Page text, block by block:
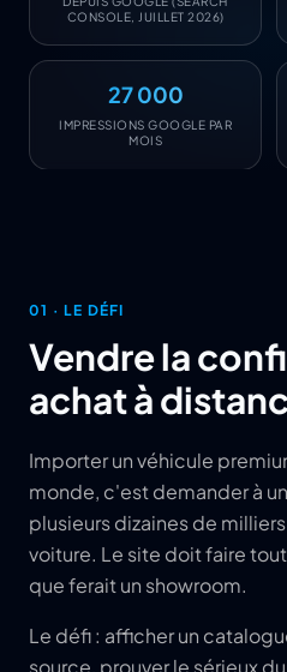
CONSOLE, JUILLET 2026)
27 000
IMPRESSIONS GOOGLE PAR
MOIS
01 · LE DÉFI
Vendre la
achat à
Importer un véhicule
monde, c'est demander à
plusieurs dizaines de
voiture. Le site doit faire
que ferait un showroom.
Le défi : afficher un
source, prouver le sérieux